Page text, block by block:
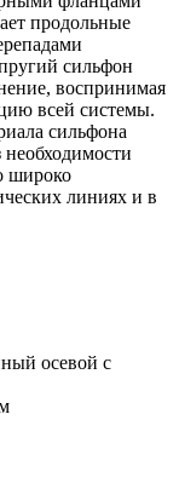
продольные
сильфон
воспринимая
всей системы.
сильфона
широко
линиях и в
осевой с